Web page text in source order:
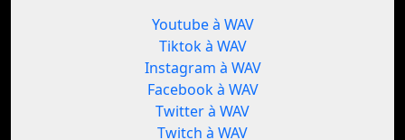
Youtube à WAV
Tiktok à WAV
Instagram à WAV
Facebook à WAV
Twitter à WAV
Twitch à WAV